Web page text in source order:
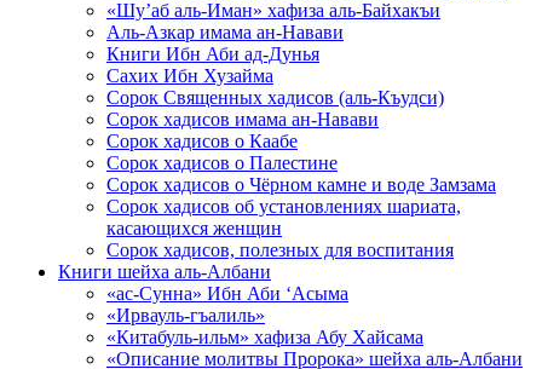
«Шу’аб аль-Иман» хафиза аль-Байхакъи
Аль-Азкар имама ан-Навави
Книги Ибн Аби ад-Дунья
Сахих Ибн Хузайма
Сорок Священных хадисов (аль-Къудси)
Сорок хадисов имама ан-Навави
Сорок хадисов о Каабе
Сорок хадисов о Палестине
Сорок хадисов о Чёрном камне и воде Замзама
Сорок хадисов об установлениях шариата,
касающихся женщин
Сорок хадисов, полезных для воспитания
Книги шейха аль-Албани
«ас-Сунна» Ибн Аби ‘Асыма
«Ирвауль-гъалиль»
«Китабуль-ильм» хафиза Абу Хайсама
«Описание молитвы Пророка» шейха аль-Албани